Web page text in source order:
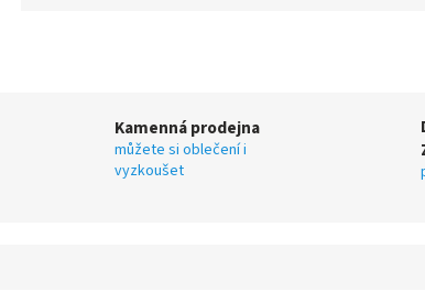
Kamenná prodejna
můžete si oblečení i
vyzkoušet